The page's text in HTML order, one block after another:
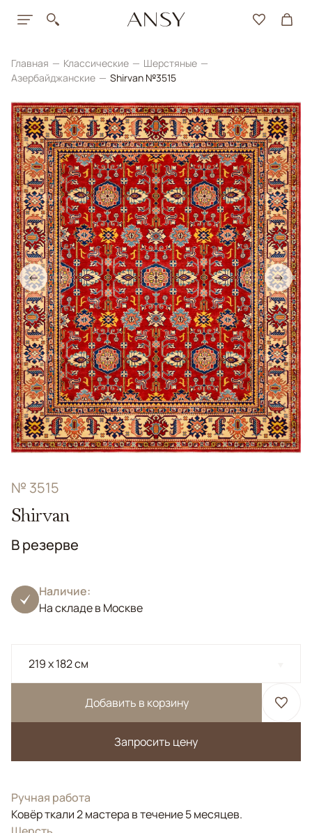
Главная Классические
Шерстяные
Азербайджанские
Shirvan №3515
← →
№ 3515
Shirvan
В резерве
Наличие:
На складе в Москве
219 x 182 см
Добавить в корзину
Запросить цену
Ручная работа
Ковёр ткали 2 мастера в течение 5 месяцев.